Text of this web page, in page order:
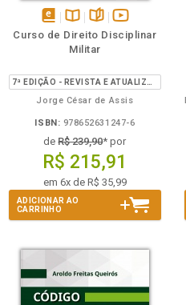
disponívelDisponível
na
páginas
vídeo
Curso de Direito Disciplinar
Militar
Jorge César de Assis
ISBN: 978652631247-6
deR$ 239,90* por
R$ 215,91
em 6x de R$ 35,99
ADICIONAR AO
CARRINHO
TambémFolheie